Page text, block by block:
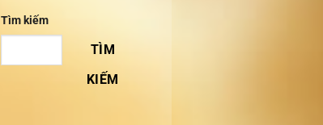
Tìm kiếm
TÌM
KIẾM